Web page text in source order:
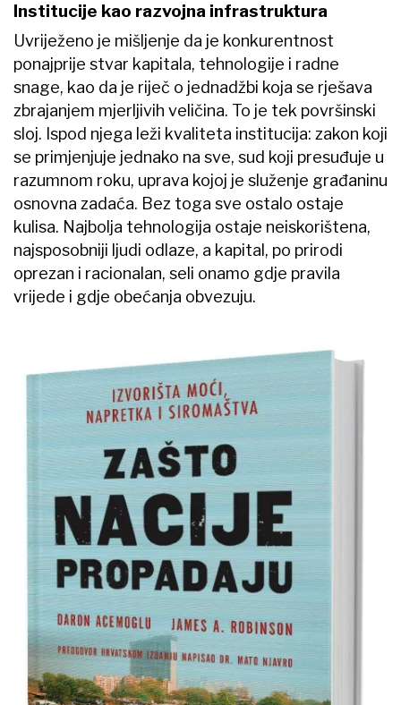
Institucije kao razvojna infrastruktura
Uvriježeno je mišljenje da je konkurentnost
ponajprije stvar kapitala, tehnologije i radne
snage, kao da je riječ o jednadžbi koja se rješava
zbrajanjem mjerljivih veličina. To je tek površinski
sloj. Ispod njega leži kvaliteta institucija: zakon koji
se primjenjuje jednako na sve, sud koji presuđuje u
razumnom roku, uprava kojoj je služenje građaninu
osnovna zadaća. Bez toga sve ostalo ostaje
kulisa. Najbolja tehnologija ostaje neiskorištena,
najsposobniji ljudi odlaze, a kapital, po prirodi
oprezan i racionalan, seli onamo gdje pravila
vrijede i gdje obećanja obvezuju.